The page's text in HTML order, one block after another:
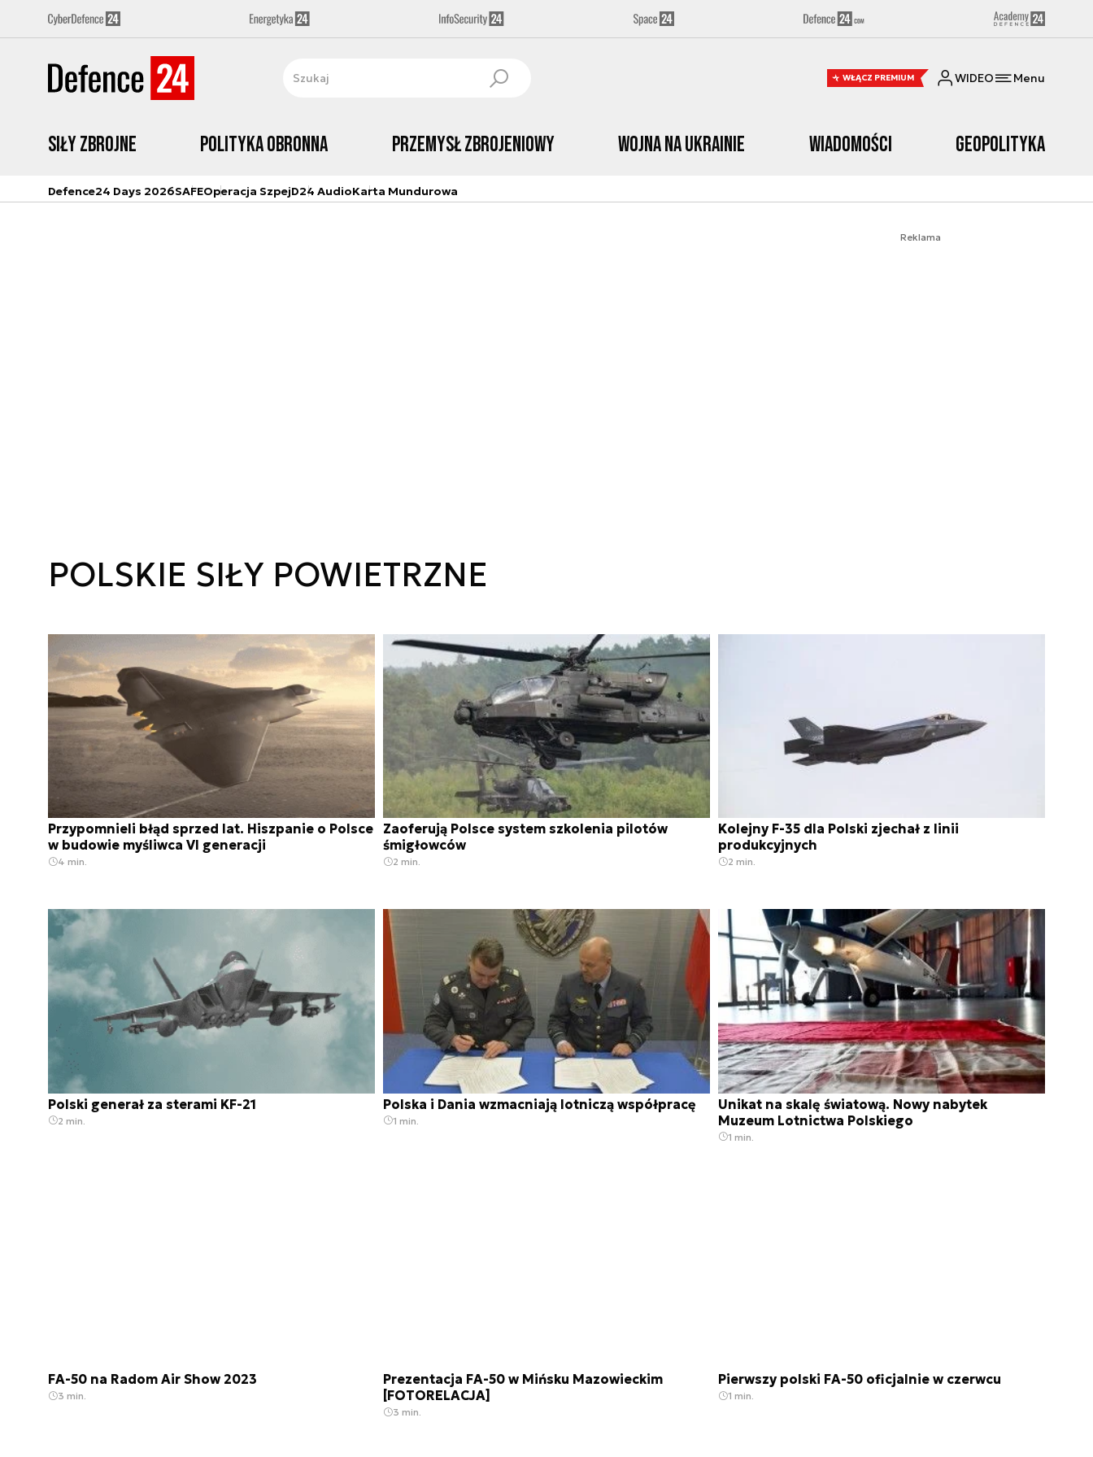
WŁĄCZ PREMIUM WIDEO Menu
Siły zbrojne Polityka obronna Przemysł Zbrojeniowy Wojna na Ukrainie Wiadomości Geopolityka
Defence24 Days 2026SAFEOperacja SzpejD24 AudioKarta Mundurowa
Reklama
POLSKIE SIŁY POWIETRZNE
Przypomnieli błąd sprzed lat. Hiszpanie o Polsce
w budowie myśliwca VI generacji
4 min.
Zaoferują Polsce system szkolenia pilotów
śmigłowców
2 min.
Kolejny F-35 dla Polski zjechał z linii
produkcyjnych
2 min.
Polski generał za sterami KF-21
2 min.
Polska i Dania wzmacniają lotniczą współpracę
1 min.
Unikat na skalę światową. Nowy nabytek
Muzeum Lotnictwa Polskiego
1 min.
FA-50 na Radom Air Show 2023
3 min.
Prezentacja FA-50 w Mińsku Mazowieckim
[FOTORELACJA]
3 min.
Pierwszy polski FA-50 oficjalnie w czerwcu
1 min.